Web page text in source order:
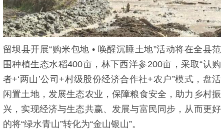
留坝县开展“购米包地 • 唤醒沉睡土地”活动将在全县范
围种植生态水稻400亩，林下西洋参200亩，采取“认购
者+‘两山’公司+村级股份经济合作社+农户”模式，盘活
闲置土地，发展生态农业，保障粮食安全，助力乡村振
兴，实现经济与生态共赢、发展与富民同步，从而更好
的将“绿水青山”转化为“金山银山”。